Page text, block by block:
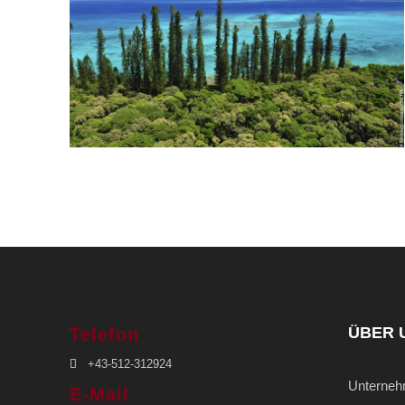
NEUKALEDONIEN
Telefon
+43-512-312924
E-Mail
ÜBER